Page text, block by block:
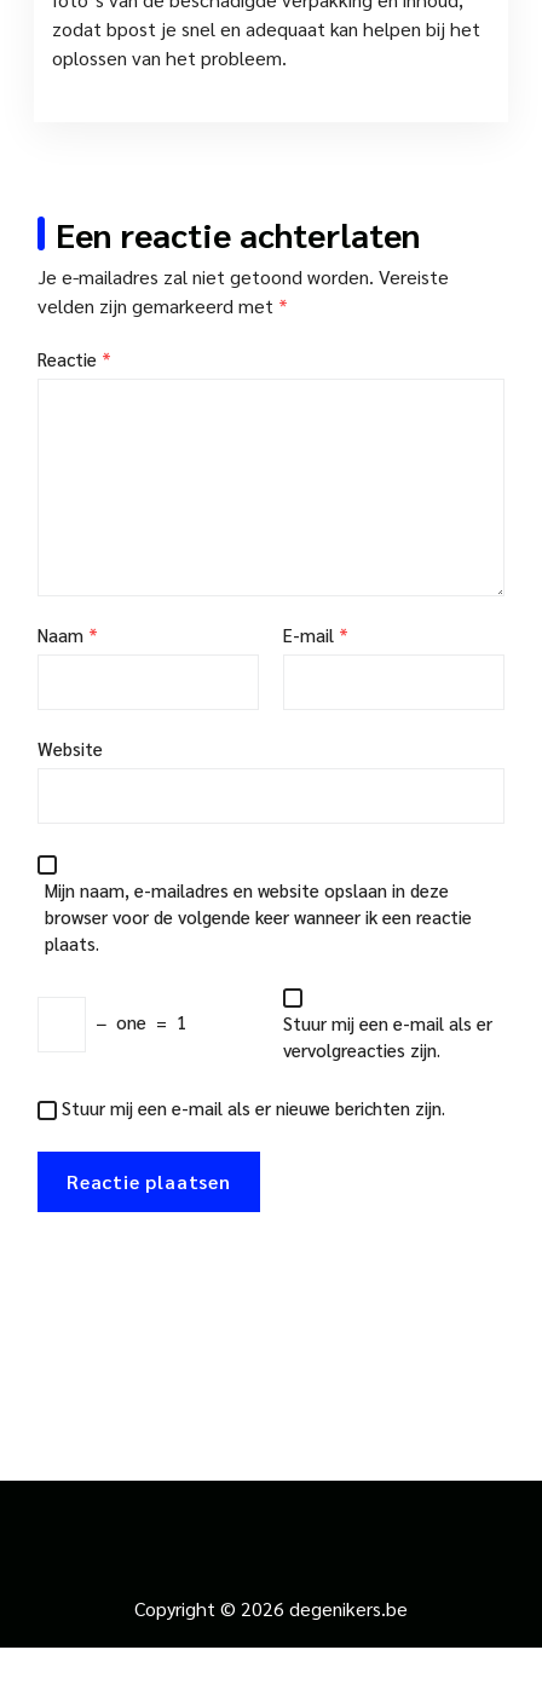
zodat bpost je snel en adequaat kan helpen bij het
oplossen van het probleem.
Een reactie achterlaten
Je e-mailadres zal niet getoond worden. Vereiste
velden zijn gemarkeerd met *
Reactie *
Naam * E-mail *
Website
Mijn naam, e-mailadres en website opslaan in deze
browser voor de volgende keer wanneer ik een reactie
plaats.
− one = 1
Stuur mij een e-mail als er
vervolgreacties zijn.
Stuur mij een e-mail als er nieuwe berichten zijn.
Copyright © 2026 degenikers.be